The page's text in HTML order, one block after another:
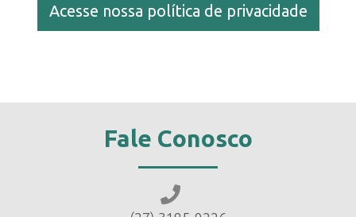
Acesse nossa política de privacidade
Fale Conosco